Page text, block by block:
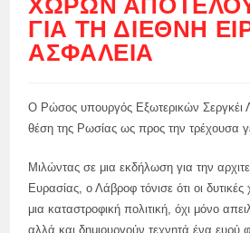
ΧΩΡΏΝ
ΓΙΑ ΤΗ ΔΙΕΘΝΉ
ΑΣΦΆΛΕΙΑ
Ο Ρώσος υπουργός Εξωτερικών Σεργκέι
θέση της Ρωσίας ως προς την τρέχουσα
Μιλώντας σε μια εκδήλωση για την
Ευρασίας, ο Λάβροφ τόνισε ότι οι
μια καταστροφική πολιτική, όχι μόνο
αλλά και δημιουργούν τεχνητά ένα